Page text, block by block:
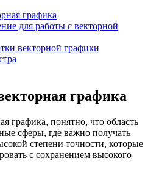
графика
для работы с векторной
векторной графики
графика
графика, понятно, что область
сферы, где важно получать
степени точности, которые
с сохранением высокого